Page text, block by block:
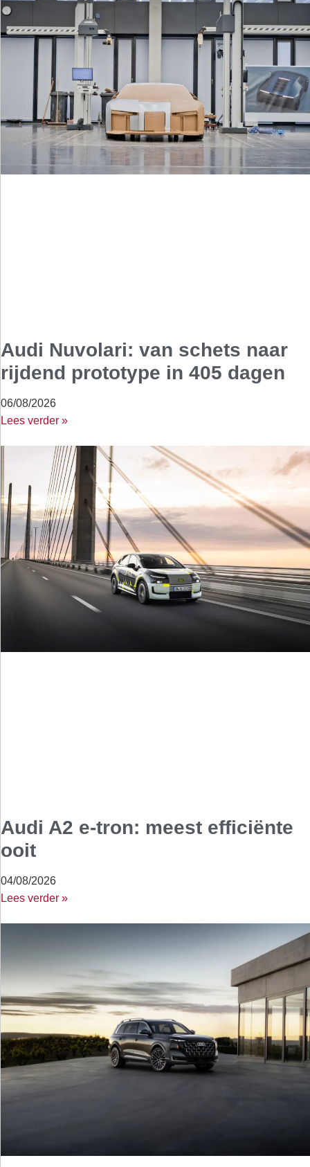
Audi Nuvolari: van schets naar
rijdend prototype in 405 dagen
06/08/2026
Lees verder »
Audi A2 e-tron: meest efficiënte
ooit
04/08/2026
Lees verder »